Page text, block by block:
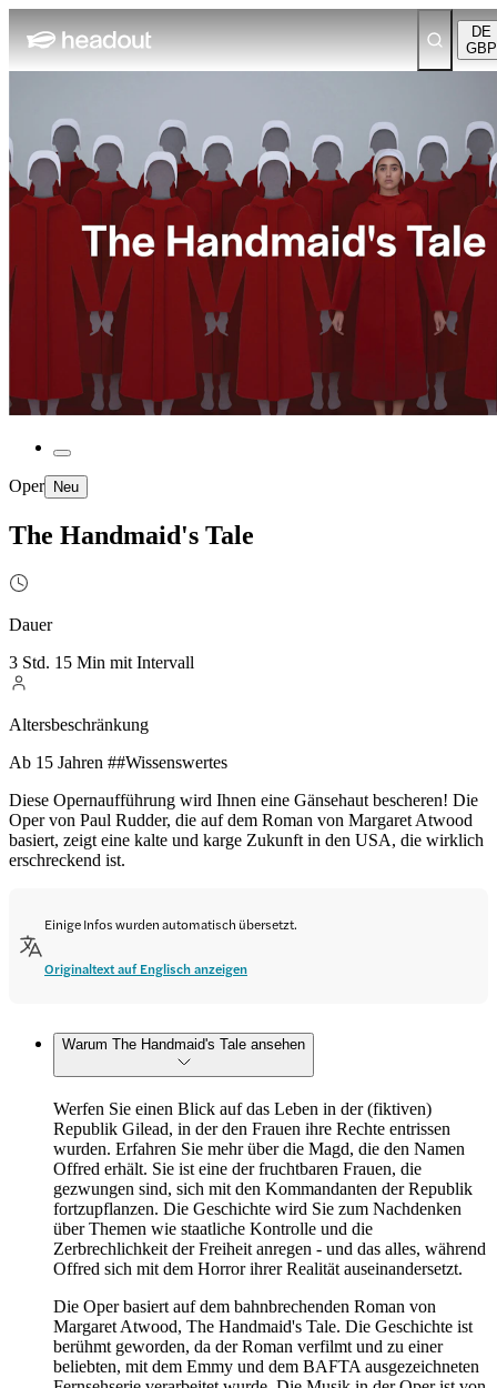
DE
GBP
Oper Neu
The Handmaid's Tale
Dauer
3 Std. 15 Min mit Intervall
Altersbeschränkung
Ab 15 Jahren ##Wissenswertes
Diese Opernaufführung wird Ihnen eine Gänsehaut bescheren! Die
Oper von Paul Rudder, die auf dem Roman von Margaret Atwood
basiert, zeigt eine kalte und karge Zukunft in den USA, die wirklich
erschreckend ist.
Einige Infos wurden automatisch übersetzt.
Originaltext auf Englisch anzeigen
Warum The Handmaid's Tale ansehen
Werfen Sie einen Blick auf das Leben in der (fiktiven)
Republik Gilead, in der den Frauen ihre Rechte entrissen
wurden. Erfahren Sie mehr über die Magd, die den Namen
Offred erhält. Sie ist eine der fruchtbaren Frauen, die
gezwungen sind, sich mit den Kommandanten der Republik
fortzupflanzen. Die Geschichte wird Sie zum Nachdenken
über Themen wie staatliche Kontrolle und die
Zerbrechlichkeit der Freiheit anregen - und das alles, während
Offred sich mit dem Horror ihrer Realität auseinandersetzt.
Die Oper basiert auf dem bahnbrechenden Roman von
Margaret Atwood, The Handmaid's Tale. Die Geschichte ist
berühmt geworden, da der Roman verfilmt und zu einer
beliebten, mit dem Emmy und dem BAFTA ausgezeichneten